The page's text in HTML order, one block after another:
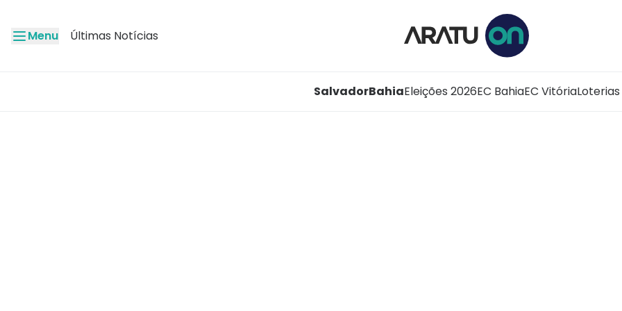
Menu Últimas Notícias
SalvadorBahiaEleições 2026EC BahiaEC VitóriaLoterias